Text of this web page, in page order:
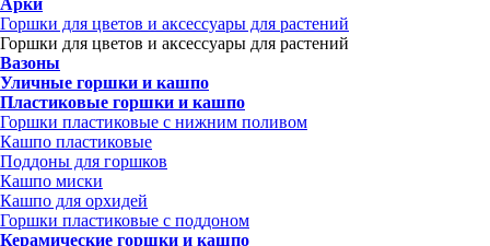
Арки
Горшки для цветов и аксессуары для растений
Горшки для цветов и аксессуары для растений
Вазоны
Уличные горшки и кашпо
Пластиковые горшки и кашпо
Горшки пластиковые с нижним поливом
Кашпо пластиковые
Поддоны для горшков
Кашпо миски
Кашпо для орхидей
Горшки пластиковые с поддоном
Керамические горшки и кашпо